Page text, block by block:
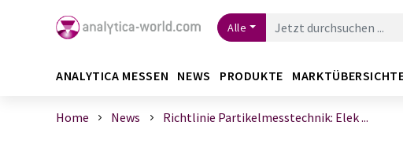
Alle
ANALYTICA MESSEN NEWS PRODUKTE
Home News Richtlinie Partikelmesstechnik: Elek ...